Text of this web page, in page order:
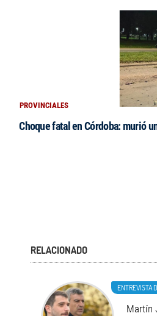
PROVINCIALES
Choque fatal en Córdoba: murió
RELACIONADO
ENTREVISTA
Martín